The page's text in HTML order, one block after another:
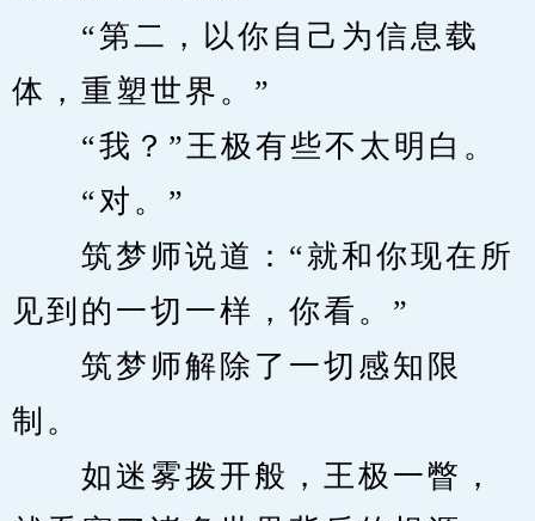
“第二，以你自己为信息载
体，重塑世界。”
“我？”王极有些不太明白。
“对。”
筑梦师说道：“就和你现在所
见到的一切一样，你看。”
筑梦师解除了一切感知限
制。
如迷雾拨开般，王极一瞥，